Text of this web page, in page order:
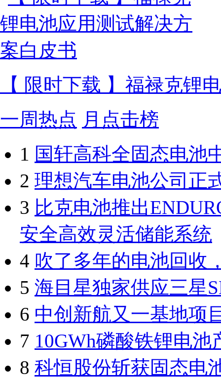
【 限时下载 】福禄克锂
一周热点 月点击榜
1 国轩高科全固态电池
2 理想汽车电池公司正
3 比克电池推出
安全高效灵活储能系统
4 吹了多年的电池回收
5 海目星独家供应三星
6 中创新航又一基地项
7 10GWh磷酸铁锂电池
8 科恒股份斩获固态电